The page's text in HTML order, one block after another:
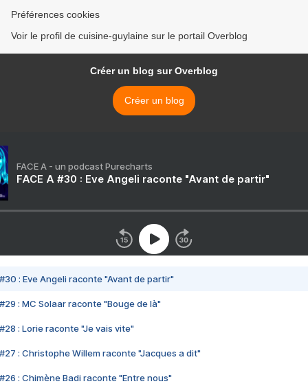
Préférences cookies
Voir le profil de cuisine-guylaine sur le portail Overblog
Créer un blog sur Overblog
Créer un blog
FACE A - un podcast Purecharts
FACE A #30 : Eve Angeli raconte "Avant de partir"
#30 : Eve Angeli raconte "Avant de partir"
#29 : MC Solaar raconte "Bouge de là"
#28 : Lorie raconte "Je vais vite"
#27 : Christophe Willem raconte "Jacques a dit"
#26 : Chimène Badi raconte "Entre nous"